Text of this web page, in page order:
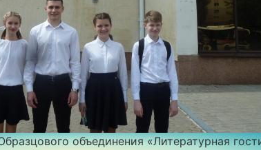
объединения «Литературная